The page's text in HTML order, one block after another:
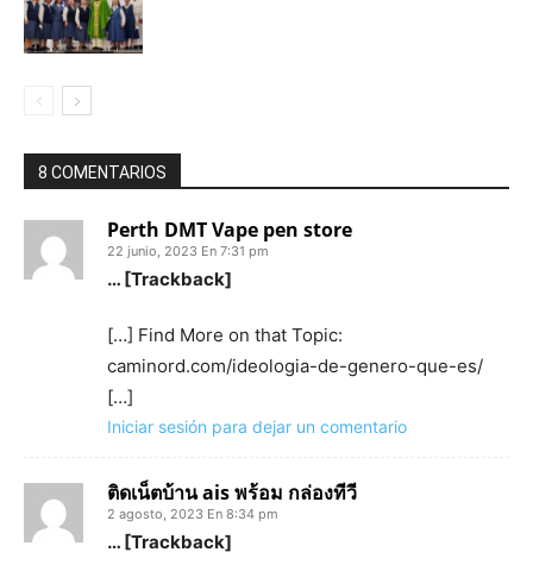
8 COMENTARIOS
Perth DMT Vape pen store
22 junio, 2023 En 7:31 pm
… [Trackback]
[…] Find More on that Topic:
caminord.com/ideologia-de-genero-que-es/
[…]
Iniciar sesión para dejar un comentario
ติดเน็ตบ้าน ais พร้อม กล่องทีวี
2 agosto, 2023 En 8:34 pm
… [Trackback]